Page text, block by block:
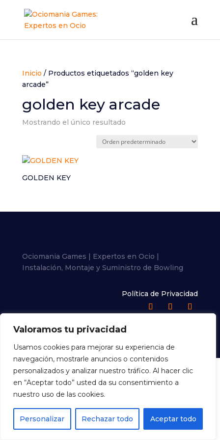
Valoramos tu privacidad
Usamos cookies para mejorar su experiencia de
navegación, mostrarle anuncios o contenidos
personalizados y analizar nuestro tráfico. Al hacer clic
en “Aceptar todo” usted da su consentimiento a
nuestro uso de las cookies.
Personalizar Rechazar todo Aceptar todo
Inicio / Productos etiquetados “golden key
arcade”
golden key arcade
Mostrando el único resultado
GOLDEN KEY
Ociomania Games | Expertos en Ocio |
Instalación, Montaje y Suministro de Bowling
Política de Privacidad